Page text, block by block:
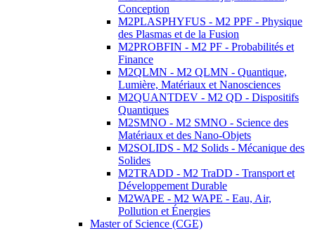
Conception
M2PLASPHYFUS - M2 PPF - Physique
des Plasmas et de la Fusion
M2PROBFIN - M2 PF - Probabilités et
Finance
M2QLMN - M2 QLMN - Quantique,
Lumière, Matériaux et Nanosciences
M2QUANTDEV - M2 QD - Dispositifs
Quantiques
M2SMNO - M2 SMNO - Science des
Matériaux et des Nano-Objets
M2SOLIDS - M2 Solids - Mécanique des
Solides
M2TRADD - M2 TraDD - Transport et
Développement Durable
M2WAPE - M2 WAPE - Eau, Air,
Pollution et Énergies
Master of Science (CGE)